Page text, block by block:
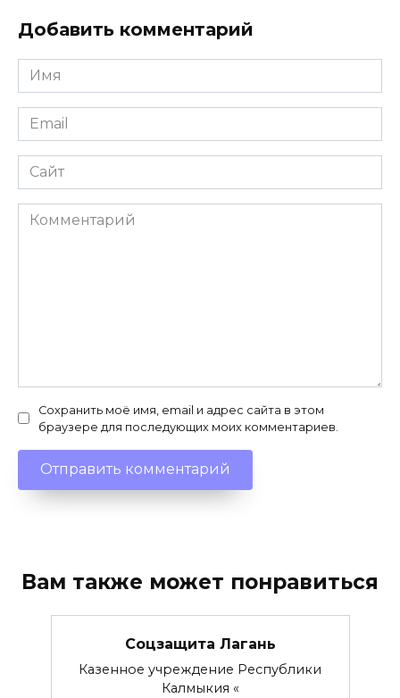
Добавить комментарий
Имя
*
Email
*
Сайт
Комментарий
Сохранить моё имя, email и адрес сайта в этом
браузере для последующих моих комментариев.
Вам также может понравиться
Соцзащита Лагань
Казенное учреждение Республики
Калмыкия «